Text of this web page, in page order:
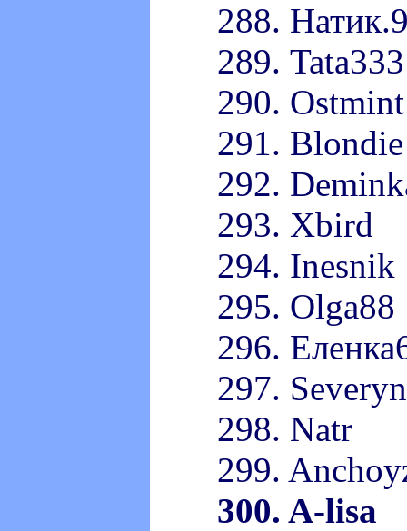
288.
289. Tata333
290. Ostmint
291. Blondie
292.
293. Xbird
294. Inesnik
295. Olga88
296.
297.
298. Natr
299.
300. A-lisa